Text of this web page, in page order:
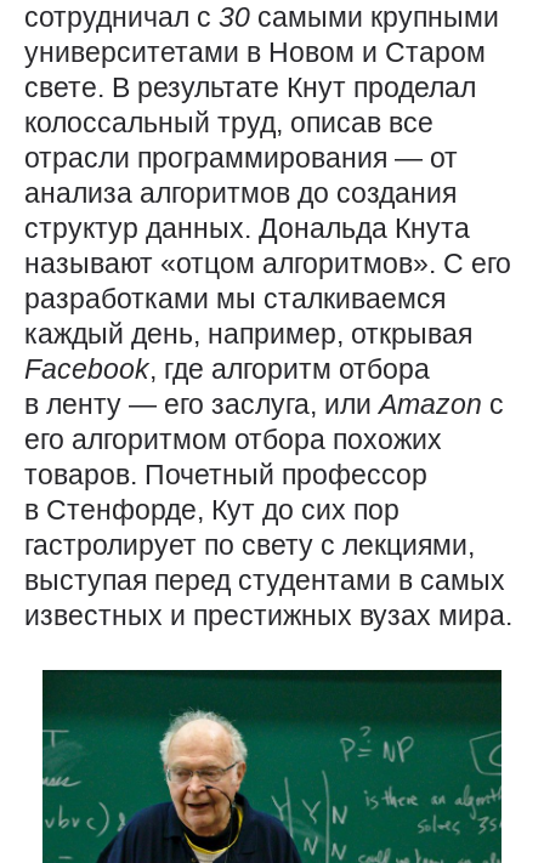
сотрудничал с 30 самыми крупными
университетами в Новом и Старом
свете. В результате Кнут проделал
колоссальный труд, описав все
отрасли программирования — от
анализа алгоритмов до создания
структур данных. Дональда Кнута
называют «отцом алгоритмов». С его
разработками мы сталкиваемся
каждый день, например, открывая
Facebook, где алгоритм отбора
в ленту — его заслуга, илиAmazon с
его алгоритмом отбора похожих
товаров. Почетный профессор
в Стенфорде, Кут до сих пор
гастролирует по свету с лекциями,
выступая перед студентами в самых
известных и престижных вузах мира.